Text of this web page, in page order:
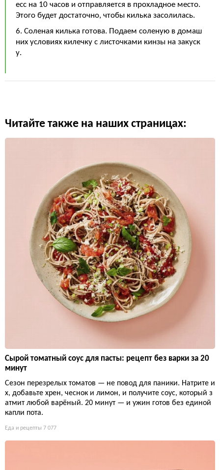
есс на 10 часов и отправляется в прохладное место.
Этого будет достаточно, чтобы килька засолилась.
6. Соленая килька готова. Подаем соленую в домаш
них условиях килечку с листочками кинзы на закуск
у.
Читайте также на наших страницах:
Сырой томатный соус для пасты: рецепт без варки за 20
минут
Сезон перезрелых томатов — не повод для паники. Натрите и
х, добавьте хрен, чеснок и лимон, и получите соус, который з
атмит любой варёный. 20 минут — и ужин готов без единой
капли пота.
Еда и рецепты 7 077